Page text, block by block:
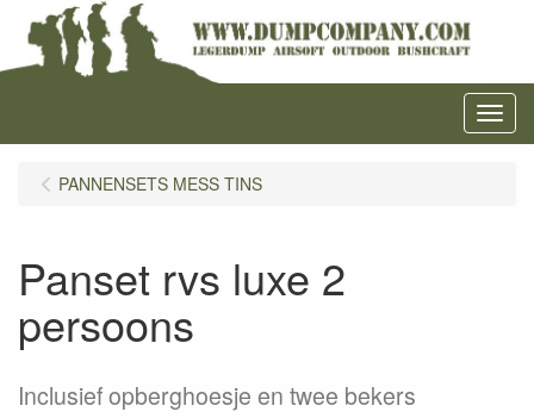
Menu
PANNENSETS MESS TINS
Panset rvs luxe 2
persoons
Inclusief opberghoesje en twee bekers